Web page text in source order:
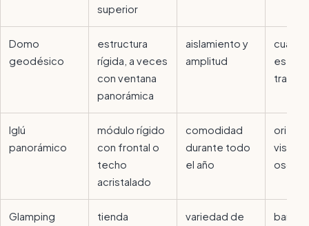
superior
Domo
geodésico
estructura
rígida, a veces
con ventana
panorámica
aislamiento y
amplitud
es
Iglú
panorámico
módulo rígido
con frontal o
techo
acristalado
comodidad
durante todo
el año
vistas y
Glamping
tienda
variedad de
baño,